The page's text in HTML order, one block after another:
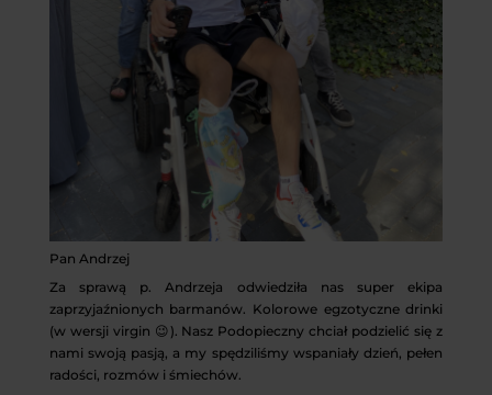
Pan Andrzej
Za sprawą p. Andrzeja odwiedziła nas super ekipa
zaprzyjaźnionych barmanów. Kolorowe egzotyczne drinki
(w wersji virgin 😉). Nasz Podopieczny chciał podzielić się z
nami swoją pasją, a my spędziliśmy wspaniały dzień, pełen
radości, rozmów i śmiechów.